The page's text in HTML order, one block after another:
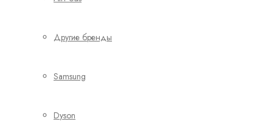
Другие бренды
Samsung
Dyson